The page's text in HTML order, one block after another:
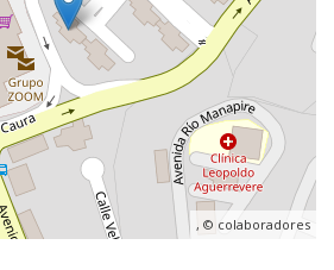
, © colaboradores